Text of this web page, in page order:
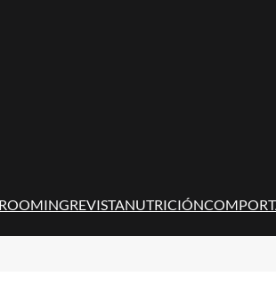
REVISTANUTRICIÓN